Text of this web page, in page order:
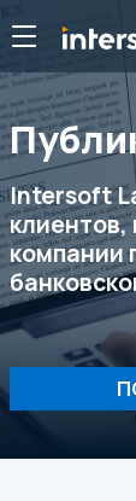
Intersoft
клиентов,
компании